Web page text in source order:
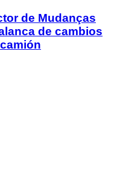
de Mudanças
de cambios